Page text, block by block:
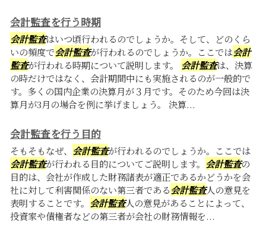
会計監査を行う時期
会計監査はいつ頃行われるのでしょうか。そして、どのくら
いの頻度で会計監査が行われるのでしょうか。ここでは会計
監査が行われる時期について説明します。 会計監査は、決算
の時だけではなく、会計期間中にも実施されるのが一般的で
す。多くの国内企業の決算月が３月です。そのため今回は決
算月が3月の場合を例に挙げましょう。 決算...
会計監査を行う目的
そもそもなぜ、 会計監査が行われるのでしょうか。ここでは
会計監査が行われる目的についてご説明します。 会計監査の
目的は、会社が作成した財務諸表が適正であるかどうかを会
社に対して利害関係のない第三者である会計監査人の意見を
表明することです。 会計監査人の意見があることによって、
投資家や債権者などの第三者が会社の財務情報を...